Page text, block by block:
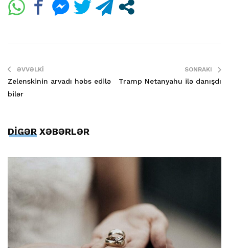
ƏVVƏLKI
Zelenskinin arvadı həbs edilə
bilər
SONRAKI
Tramp Netanyahu ilə danışdı
DİGƏR XƏBƏRLƏR